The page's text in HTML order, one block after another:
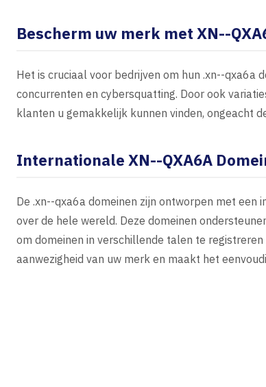
Bescherm uw merk met XN--
Het is cruciaal voor bedrijven om hun .xn--qxa6a
concurrenten en cybersquatting. Door ook
klanten u gemakkelijk kunnen vinden, ongeacht
Internationale XN--QXA6A
De .xn--qxa6a domeinen zijn ontworpen met
over de hele wereld. Deze domeinen
om domeinen in verschillende talen te
aanwezigheid van uw merk en maakt het